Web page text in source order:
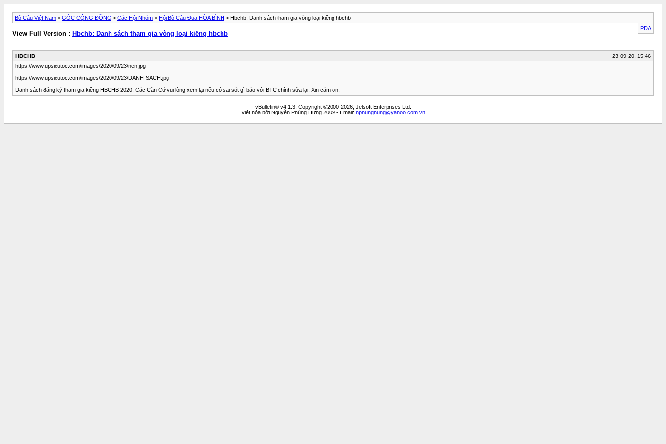
Bồ Câu Việt Nam > GÓC CỘNG ĐỒNG > Các Hội Nhóm > Hội Bồ Câu Đua HÒA BÌNH > Hbchb: Danh sách tham gia vòng loại kiềng hbchb
PDA
View Full Version : Hbchb: Danh sách tham gia vòng loại kiềng hbchb
HBCHB
23-09-20, 15:46
https://www.upsieutoc.com/images/2020/09/23/nen.jpg
https://www.upsieutoc.com/images/2020/09/23/DANH-SACH.jpg
Danh sách đăng ký tham gia kiềng HBCHB 2020. Các Căn Cứ vui lòng xem lại nếu có sai sót gì báo với BTC chỉnh sửa lại. Xin cám ơn.
vBulletin® v4.1.3, Copyright ©2000-2026, Jelsoft Enterprises Ltd.
Việt hóa bởi Nguyễn Phùng Hưng 2009 - Email: nphunghung@yahoo.com.vn